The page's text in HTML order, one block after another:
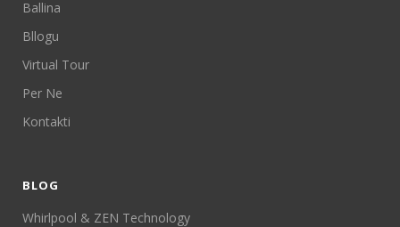
Ballina
Bllogu
Virtual Tour
Per Ne
Kontakti
BLOG
Whirlpool & ZEN Technology